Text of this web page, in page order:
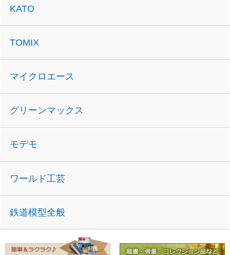
KATO
TOMIX
マイクロエース
グリーンマックス
モデモ
ワールド工芸
鉄道模型全般